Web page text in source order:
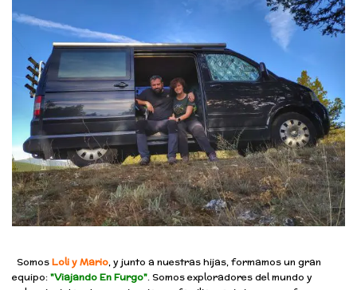
SomosLoli y Mario, y junto a nuestras hijas, formamos un gran
equipo:"Viajando En Furgo". Somos exploradores del mundo y